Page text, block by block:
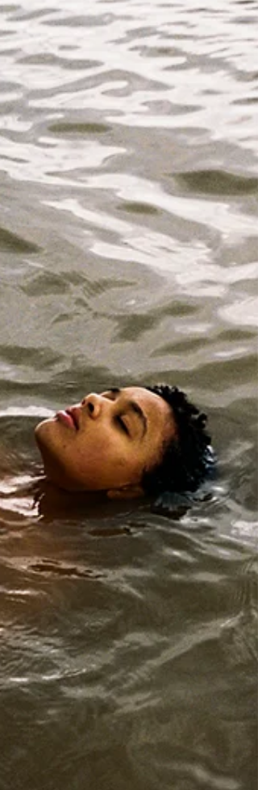
témoigne la longue tradition des films
d’animation représentant les animaux en
bipèdes humanoïdes doués de langage.